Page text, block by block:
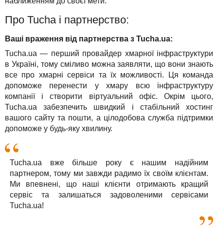
Про Tucha і партнерство:
Ваші враження від партнерства з Tucha.ua:
Tucha.ua — перший провайдер хмарної інфраструктури
в Україні, тому сміливо можна заявляти, що вони знають
все про хмарні сервіси та їх можливості. Ця команда
допоможе перенести у хмару всю інфраструктуру
компанії і створити віртуальний офіс. Окрім цього,
Tucha.ua забезпечить швидкий і стабільний хостинг
вашого сайту та пошти, а цілодобова служба підтримки
допоможе у будь-яку хвилину.
Tucha.ua вже більше року є нашим надійним
партнером, тому ми завжди радимо їх своїм клієнтам.
Ми впевнені, що наші клієнти отримають кращий
сервіс та залишаться задоволеними сервісами
Tucha.ua!